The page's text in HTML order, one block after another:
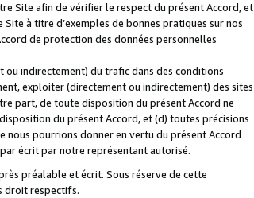
Site afin de vérifier le respect du présent Accord, et
à titre d’exemples de bonnes pratiques sur nos
de protection des données personnelles
ou indirectement) du trafic dans des conditions
exploiter (directement ou indirectement) des sites
part, de toute disposition du présent Accord ne
du présent Accord, et (d) toutes précisions
pourrions donner en vertu du présent Accord
écrit par notre représentant autorisé.
préalable et écrit. Sous réserve de cette
droit respectifs.